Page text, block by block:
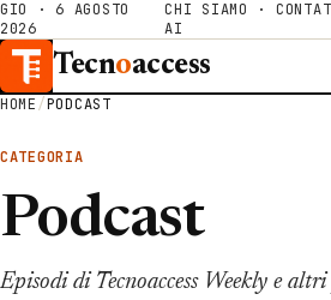
GIO · 6 AGOSTO
2026
CHI SIAMO ·
AI
Tecnoaccess
HOME/PODCAST
CATEGORIA
Podcast
Episodi di Tecnoaccess Weekly e